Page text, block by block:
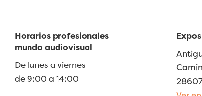
Horarios profesionales
mundo audiovisual
De lunes a viernes
de 9:00 a 14:00